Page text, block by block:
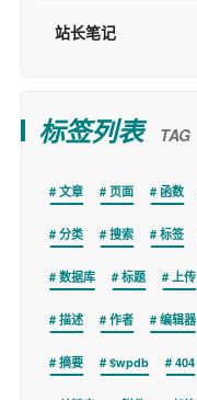
站长笔记
标签列表 TAG
文章 页面 函数
分类 搜索 标签
数据库 标题 上传
描述 作者 编辑器
摘要 $wpdb 404